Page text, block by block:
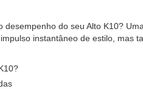
do seu Alto K10?
instantâneo de estilo,